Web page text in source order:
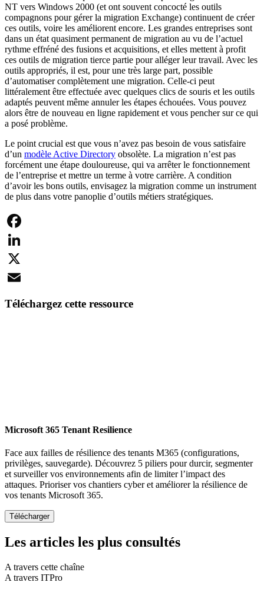
NT vers Windows 2000 (et ont souvent concocté les outils
compagnons pour gérer la migration Exchange) continuent de créer
ces outils, voire les améliorent encore. Les grandes entreprises sont
dans un état quasiment permanent de migration au vu de l’actuel
rythme effréné des fusions et acquisitions, et elles mettent à profit
ces outils de migration tierce partie pour alléger leur travail. Avec les
outils appropriés, il est, pour une très large part, possible
d’automatiser complètement une migration. Celle-ci peut
littéralement être effectuée avec quelques clics de souris et les outils
adaptés peuvent même annuler les étapes échouées. Vous pouvez
alors être de nouveau en ligne rapidement et vous pencher sur ce qui
a posé problème.
Le point crucial est que vous n’avez pas besoin de vous satisfaire
d’un modèle Active Directory obsolète. La migration n’est pas
forcément une étape douloureuse, qui va arrêter le fonctionnement
de l’entreprise et mettre un terme à votre carrière. A condition
d’avoir les bons outils, envisagez la migration comme un instrument
de plus dans votre panoplie d’outils métiers stratégiques.
Facebook
LinkedIn
X
Téléchargez cette ressource
Microsoft 365 Tenant Resilience
Face aux failles de résilience des tenants M365 (configurations,
privilèges, sauvegarde). Découvrez 5 piliers pour durcir, segmenter
et surveiller vos environnements afin de limiter l’impact des
attaques. Prioriser vos chantiers cyber et améliorer la résilience de
vos tenants Microsoft 365.
Les articles les plus consultés
A travers cette chaîne
A travers ITPro